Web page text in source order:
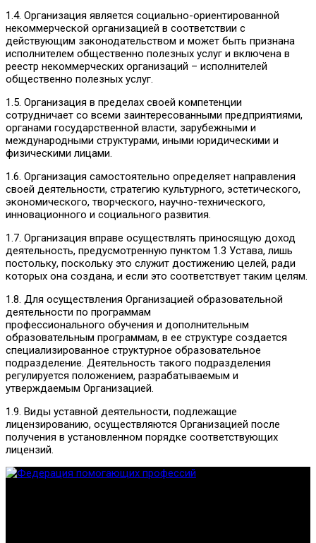
1.4. Организация является социально-ориентированной
некоммерческой организацией в соответствии с
действующим законодательством и может быть признана
исполнителем общественно полезных услуг и включена в
реестр некоммерческих организаций – исполнителей
общественно полезных услуг.
1.5. Организация в пределах своей компетенции
сотрудничает со всеми заинтересованными предприятиями,
органами государственной власти, зарубежными и
международными структурами, иными юридическими и
физическими лицами.
1.6. Организация самостоятельно определяет направления
своей деятельности, стратегию культурного, эстетического,
экономического, творческого, научно-технического,
инновационного и социального развития.
1.7. Организация вправе осуществлять приносящую доход
деятельность, предусмотренную пунктом 1.3 Устава, лишь
постольку, поскольку это служит достижению целей, ради
которых она создана, и если это соответствует таким целям.
1.8. Для осуществления Организацией образовательной
деятельности по программам
профессионального обучения и дополнительным
образовательным программам, в ее структуре создается
специализированное структурное образовательное
подразделение. Деятельность такого подразделения
регулируется положением, разрабатываемым и
утверждаемым Организацией.
1.9. Виды уставной деятельности, подлежащие
лицензированию, осуществляются Организацией после
получения в установленном порядке соответствующих
лицензий.